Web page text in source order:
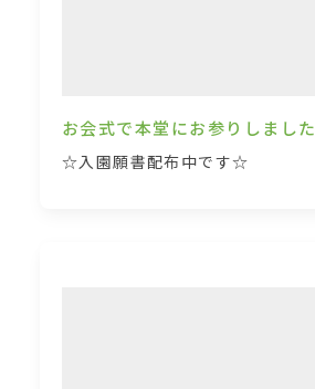
お会式で本堂にお参りしました
☆入園願書配布中です☆